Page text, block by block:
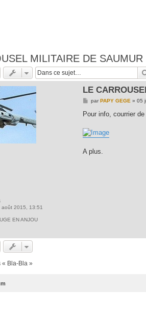
MILITAIRE DE
août 2015, 13:51
EN ANJOU
LE
M
s
g
e
parPAPY GEGE » 05
Pour info, courrier
A plus.
« Bla-Bla »